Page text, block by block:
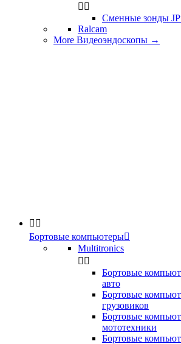
 
Сменные зонды
Ralcam
More Видеоэндоскопы →
 
Бортовые компьютеры
Multitronics
 
Бортовые
авто
Бортовые
грузовиков
Бортовые
мототехники
Бортовые